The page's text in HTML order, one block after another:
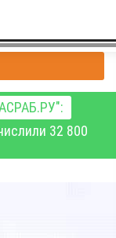
32 800